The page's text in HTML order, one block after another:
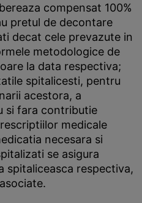
compensat 100%
pretul de decontare
decat cele prevazute in
metodologice de
la data respectiva;
spitalicesti, pentru
acestora, a
si fara contributie
medicale
necesara si
se asigura
spitaliceasca respectiva,